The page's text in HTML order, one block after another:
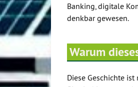
Banking, digitale
denkbar gewesen.
Warum
Diese Geschichte